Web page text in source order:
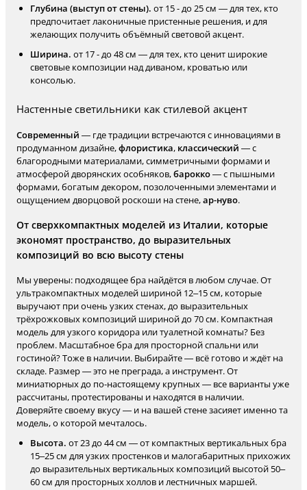
Глубина (выступ от стены). от 15 - до 25 см — для тех, кто
предпочитает лаконичные пристенные решения, и для
желающих получить объёмный световой акцент.
Ширина. от 17 - до 48 см — для тех, кто ценит широкие
световые композиции над диваном, кроватью или
консолью.
Настенные светильники как стилевой акцент
Современный — где традиции встречаются с инновациями в
продуманном дизайне,флористика, классический — с
благородными материалами, симметричными формами и
атмосферой дворянских особняков,барокко— с пышными
формами, богатым декором, позолоченными элементами и
ощущением дворцовой роскоши на стене,ар-нуво.
От сверхкомпактных моделей из Италии, которые
экономят пространство, до выразительных
композиций во всю высоту стены
Мы уверены: подходящее бра найдётся в любом случае. От
ультракомпактных моделей шириной 12–15 см, которые
выручают при очень узких стенах, до выразительных
трёхрожковых композиций шириной до 70 см. Компактная
модель для узкого коридора или туалетной комнаты? Без
проблем. Масштабное бра для просторной спальни или
гостиной? Тоже в наличии. Выбирайте — всё готово и ждёт на
складе. Размер — это не преграда, а инструмент. От
миниатюрных до по-настоящему крупных — все варианты уже
рассчитаны, протестированы и находятся в наличии.
Доверяйте своему вкусу — и на вашей стене засияет именно та
модель, о которой мечталось.
Высота. от 23 до 44 см — от компактных вертикальных бра
15–25 см для узких простенков и малогабаритных прихожих
до выразительных вертикальных композиций высотой 50–
60 см для просторных холлов и лестничных маршей.